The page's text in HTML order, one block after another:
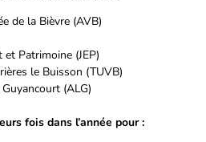
de la Bièvre (AVB)
Patrimoine (JEP)
le Buisson (TUVB)
(ALG)
fois dans l’année pour :